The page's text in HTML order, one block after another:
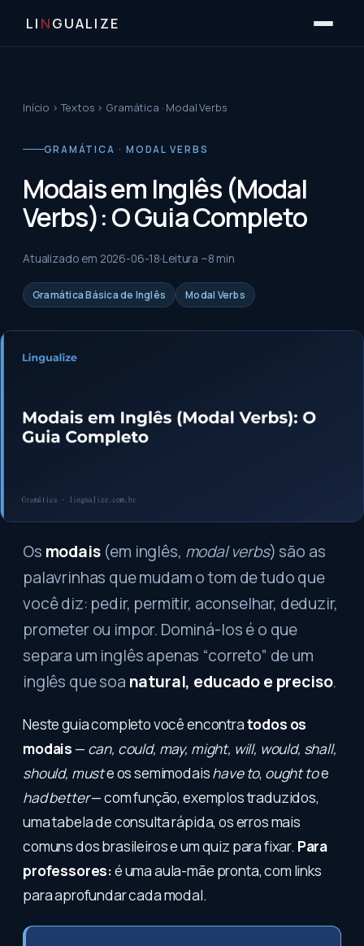
LI NGUALIZE
Início ›Textos › Gramática · Modal Verbs
GRAMÁTICA · MODAL VERBS
Modais em Inglês (Modal
Verbs): O Guia Completo
Atualizado em 2026-06-18 Leitura ~8 min
Gramática Básica de Inglês Modal Verbs
Os modais(em inglês, modal verbs) são as
palavrinhas que mudam o tom de tudo que
você diz: pedir, permitir, aconselhar, deduzir,
prometer ou impor. Dominá-los é o que
separa um inglês apenas “correto” de um
inglês que soa natural, educado e preciso.
Neste guia completo você encontratodos os
modais — can, could, may, might, will, would, shall,
should, muste os semimodaishave to, ought toe
had better— com função, exemplos traduzidos,
uma tabela de consulta rápida, os erros mais
comuns dos brasileiros e um quiz para fixar. Para
professores:é uma aula-mãe pronta, com links
para aprofundar cada modal.